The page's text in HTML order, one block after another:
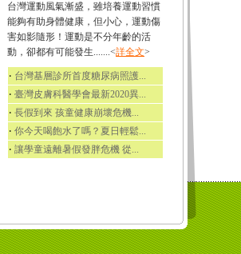
台灣運動風氣漸盛，雖培養運動習慣
能夠有助身體健康，但小心，運動傷
害如影隨形！運動是不分年齡的活
動，卻都有可能發生.......<詳全文>
‧ 台灣基層診所首度糖尿病照護...
‧ 臺灣皮膚科醫學會最新2020異...
‧ 長假到來 孩童健康崩壞危機...
‧ 你今天喝飽水了嗎？夏日輕鬆...
‧ 讓學童遠離暑假發胖危機 從...